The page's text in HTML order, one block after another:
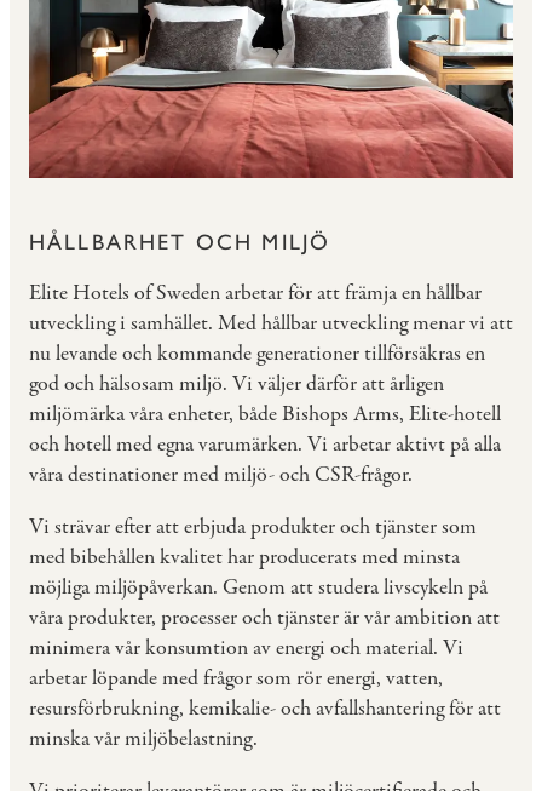
HÅLLBARHET OCH MILJÖ
Elite Hotels of Sweden arbetar för att främja en hållbar
utveckling i samhället. Med hållbar utveckling menar vi att
nu levande och kommande generationer tillförsäkras en
god och hälsosam miljö. Vi väljer därför att årligen
miljömärka våra enheter, både Bishops Arms, Elite-hotell
och hotell med egna varumärken. Vi arbetar aktivt på alla
våra destinationer med miljö- och CSR-frågor.
Vi strävar efter att erbjuda produkter och tjänster som
med bibehållen kvalitet har producerats med minsta
möjliga miljöpåverkan. Genom att studera livscykeln på
våra produkter, processer och tjänster är vår ambition att
minimera vår konsumtion av energi och material. Vi
arbetar löpande med frågor som rör energi, vatten,
resursförbrukning, kemikalie- och avfallshantering för att
minska vår miljöbelastning.